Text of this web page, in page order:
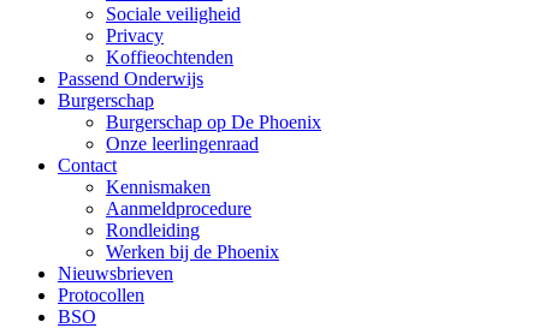
Sociale veiligheid
Privacy
Koffieochtenden
Passend Onderwijs
Burgerschap
Burgerschap op De Phoenix
Onze leerlingenraad
Contact
Kennismaken
Aanmeldprocedure
Rondleiding
Werken bij de Phoenix
Nieuwsbrieven
Protocollen
BSO